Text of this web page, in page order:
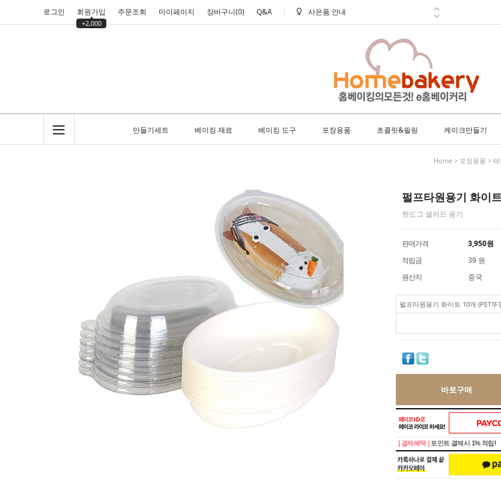
로그인 회원가입
+2,000
주문조회 마이페이지 장바구니(0) Q&A
신선한 배송 아이스박스 필수구매!
학교 ㆍ 공공기관 후불 주문 안내
8월 택배 배송 안내
만들기세트 베이킹 재료 베이킹 도구 포장용품 초콜릿&필링 케이크만들기
Home > 포장용품 >
펄프타원용기 화이
핫도그 샐러드 용기
판매가격 3,950원
적립금
39 원
원산지
중국
펄프타원용기 화이트 10개 (PET
바로구매
[ 결제혜택 ] 포인트 결제시 1% 적립!